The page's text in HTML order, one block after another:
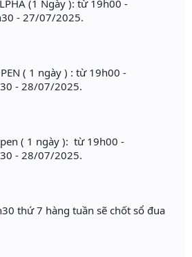
(1 Ngày ): từ 19h00 -
- 27/07/2025.
( 1 ngày ) : từ 19h00 -
- 28/07/2025.
( 1 ngày ): từ 19h00 -
- 28/07/2025.
thứ 7 hàng tuần sẽ chốt sổ đua